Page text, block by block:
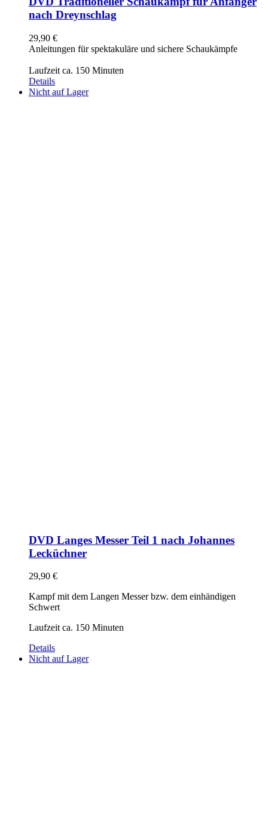
nach Dreynschlag
29,90 €
Anleitungen für spektakuläre und sichere Schaukämpfe
Laufzeit ca. 150 Minuten
Details
Nicht auf Lager
DVD Langes Messer Teil 1 nach Johannes
Lecküchner
29,90 €
Kampf mit dem Langen Messer bzw. dem einhändigen
Schwert
Laufzeit ca. 150 Minuten
Details
Nicht auf Lager